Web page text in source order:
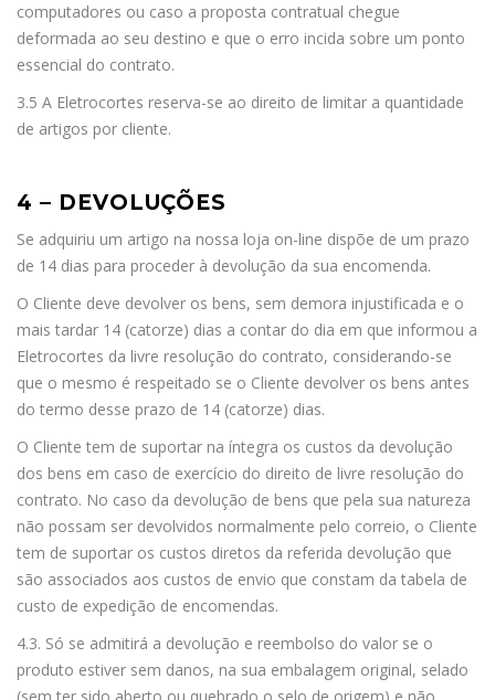
computadores ou caso a proposta contratual chegue
deformada ao seu destino e que o erro incida sobre um ponto
essencial do contrato.
3.5 A Eletrocortes reserva-se ao direito de limitar a quantidade
de artigos por cliente.
4 – DEVOLUÇÕES
Se adquiriu um artigo na nossa loja on-line dispõe de um prazo
de 14 dias para proceder à devolução da sua encomenda.
O Cliente deve devolver os bens, sem demora injustificada e o
mais tardar 14 (catorze) dias a contar do dia em que informou a
Eletrocortes da livre resolução do contrato, considerando-se
que o mesmo é respeitado se o Cliente devolver os bens antes
do termo desse prazo de 14 (catorze) dias.
O Cliente tem de suportar na íntegra os custos da devolução
dos bens em caso de exercício do direito de livre resolução do
contrato. No caso da devolução de bens que pela sua natureza
não possam ser devolvidos normalmente pelo correio, o Cliente
tem de suportar os custos diretos da referida devolução que
são associados aos custos de envio que constam da tabela de
custo de expedição de encomendas.
4.3. Só se admitirá a devolução e reembolso do valor se o
produto estiver sem danos, na sua embalagem original, selado